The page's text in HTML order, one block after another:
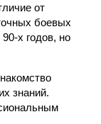
от
боевых
х годов, но
знаний.